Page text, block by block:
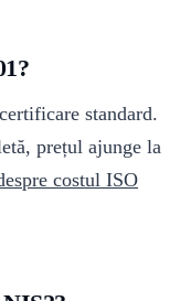
standard.
prețul ajunge la
costul ISO